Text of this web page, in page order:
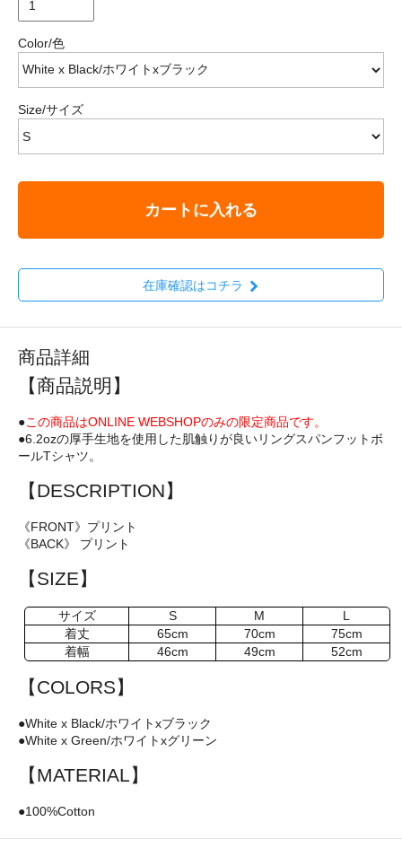
Color/色
Size/サイズ
カートに入れる
在庫確認はコチラ
商品詳細
【商品説明】
●この商品はONLINE WEBSHOPのみの限定商品です。
●6.2ozの厚手生地を使用した肌触りが良いリングスパンフットボ
ールTシャツ。
【DESCRIPTION】
《FRONT》プリント
《BACK》 プリント
【SIZE】
サイズ S M
L
着丈
65cm 70cm
75cm
着幅
46cm 49cm 52cm
【COLORS】
●White x Black/ホワイトxブラック
●White x Green/ホワイトxグリーン
【MATERIAL】
●100%Cotton